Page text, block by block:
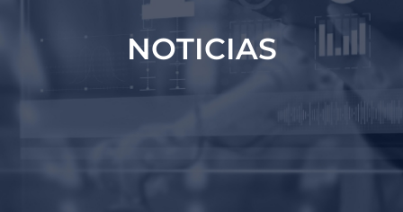
NOTICIAS